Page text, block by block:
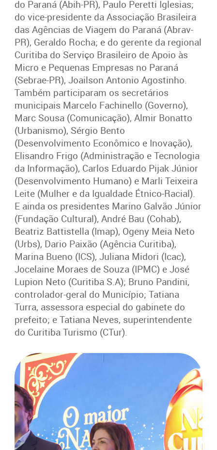
do Paraná (Abih-PR), Paulo Peretti Iglesias;
do vice-presidente daAssociação Brasileira
das Agências de Viagem do Paraná (Abrav-
PR), Geraldo Rocha; e do gerente da regional
Curitiba do Serviço Brasileiro de Apoio às
Micro e Pequenas Empresas no Paraná
(Sebrae-PR), Joailson Antonio Agostinho.
Também participaram os secretários
municipais Marcelo Fachinello (Governo),
Marc Sousa (Comunicação), Almir Bonatto
(Urbanismo), Sérgio Bento
(Desenvolvimento Econômico e Inovação),
Elisandro Frigo (Administração e Tecnologia
da Informação), Carlos Eduardo Pijak Júnior
(Desenvolvimento Humano) e Marli Teixeira
Leite (Mulher e da Igualdade Étnico-Racial).
E ainda os presidentes Marino Galvão Júnior
(Fundação Cultural), André Bau (Cohab),
Beatriz Battistella (Imap), Ogeny Meia Neto
(Urbs), Dario Paixão (Agência Curitiba),
Marina Bueno (ICS), Juliana Midori (Icac),
Jocelaine Moraes de Souza (IPMC) e José
Lupion Neto (Curitiba S.A); Bruno Pandini,
controlador-geral do Município; Tatiana
Turra, assessora especial do gabinete do
prefeito; e Tatiana Neves, superintendente
do Curitiba Turismo (CTur).